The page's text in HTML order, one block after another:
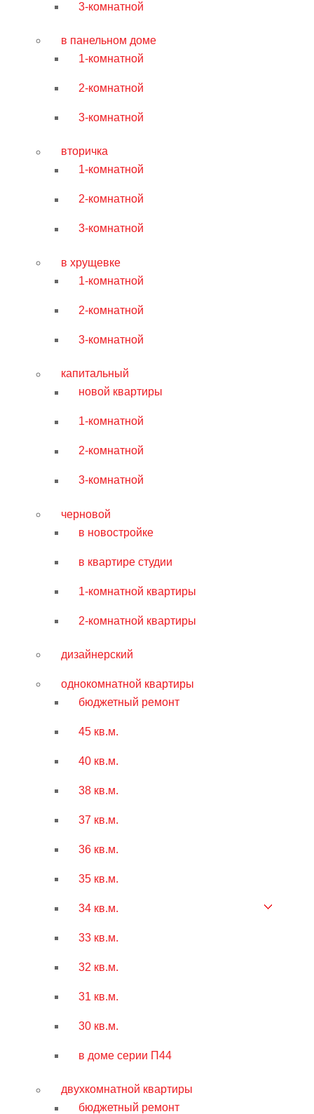
3-комнатной
в панельном доме
1-комнатной
2-комнатной
3-комнатной
вторичка
1-комнатной
2-комнатной
3-комнатной
в хрущевке
1-комнатной
2-комнатной
3-комнатной
капитальный
новой квартиры
1-комнатной
2-комнатной
3-комнатной
черновой
в новостройке
в квартире студии
1-комнатной квартиры
2-комнатной квартиры
дизайнерский
однокомнатной квартиры
бюджетный ремонт
45 кв.м.
40 кв.м.
38 кв.м.
37 кв.м.
36 кв.м.
35 кв.м.
34 кв.м.
33 кв.м.
32 кв.м.
31 кв.м.
30 кв.м.
в доме серии П44
двухкомнатной квартиры
бюджетный ремонт